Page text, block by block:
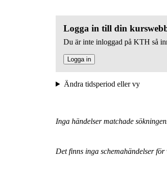
Logga in till din
Du är inte inloggad på KTH så
Logga in
Ändra tidsperiod eller vy
Inga händelser matchade
Det finns inga schemahändelser